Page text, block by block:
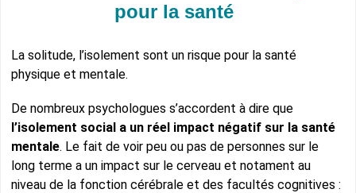
pour la santé
La solitude, l’isolement sont un risque pour la santé
physique et mentale.
De nombreux psychologues s’accordent à dire que
l’isolement social a un réel impact négatif sur la santé
mentale. Le fait de voir peu ou pas de personnes sur le
long terme a un impact sur le cerveau et notament au
niveau de la fonction cérébrale et des facultés cognitives :